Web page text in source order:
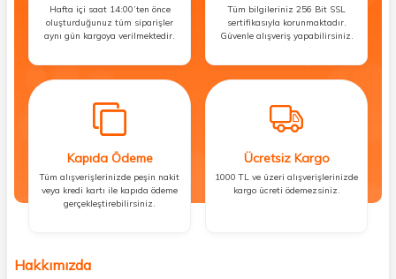
Hafta içi saat 14:00’ten önce
oluşturduğunuz tüm siparişler
aynı gün kargoya verilmektedir.
Tüm bilgileriniz 256 Bit SSL
sertifikasıyla korunmaktadır.
Güvenle alışveriş yapabilirsiniz.
Kapıda Ödeme
Tüm alışverişlerinizde peşin nakit
veya kredi kartı ile kapıda ödeme
gerçekleştirebilirsiniz.
Ücretsiz Kargo
1000 TL ve üzeri alışverişlerinizde
kargo ücreti ödemezsiniz.
Hakkımızda